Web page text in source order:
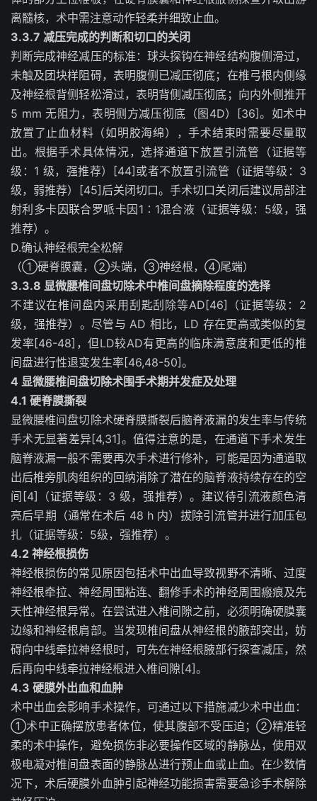
离髓核，术中需注意动作轻柔并细致止血。
3.3.7 减压完成的判断和切口的关闭
判断完成神经减压的标准：球头探钩在神经结构腹侧滑过，
未触及团块样阻碍，表明腹侧已减压彻底；在椎弓根内侧缘
及神经根背侧轻松滑过，表明背侧减压彻底；向内外侧推开
5 mm 无阻力，表明侧方减压彻底（图4D）[36]。如术中
放置了止血材料（如明胶海绵），手术结束时需要尽量取
出。根据手术具体情况，选择通道下放置引流管（证据等
级：1 级，强推荐）[44]或者不放置引流管（证据等级：3
级，弱推荐）[45]后关闭切口。手术切口关闭后建议局部注
射利多卡因联合罗哌卡因1∶1混合液（证据等级：5级，强
推荐）。
D.确认神经根完全松解
（①硬脊膜囊， ②头端， ③神经根， ④尾端）
3.3.8 显微腰椎间盘切除术中椎间盘摘除程度的选择
不建议在椎间盘内采用刮匙刮除等AD[46]（证据等级：2
级，强推荐）。尽管与 AD 相比，LD 存在更高或类似的复
发率[46-48]，但LD较AD有更高的临床满意度和更低的椎
间盘进行性退变发生率[46,48-50]。
4 显微腰椎间盘切除术围手术期并发症及处理
4.1 硬脊膜撕裂
显微腰椎间盘切除术硬脊膜撕裂后脑脊液漏的发生率与传统
手术无显著差异[4,31]。值得注意的是，在通道下手术发生
脑脊液漏一般不需要再次手术进行修补，可能是因为通道取
出后椎旁肌肉组织的回纳消除了潜在的脑脊液持续存在的空
间[4]（证据等级：3 级，强推荐）。建议待引流液颜色清
亮后早期（通常在术后 48 h 内）拔除引流管并进行加压包
扎（证据等级：5级，强推荐）。
4.2 神经根损伤
神经根损伤的常见原因包括术中出血导致视野不清晰、过度
神经根牵拉、神经周围粘连、翻修手术的神经周围瘢痕及先
天性神经根异常。在尝试进入椎间隙之前，必须明确硬膜囊
边缘和神经根肩部。当发现椎间盘从神经根的腋部突出，妨
碍向中线牵拉神经根时，可先在神经根腋部行探查减压，然
后再向中线牵拉神经根进入椎间隙[4]。
4.3 硬膜外出血和血肿
术中出血会影响手术操作，可通过以下措施减少术中出血：
①术中正确摆放患者体位，使其腹部不受压迫；②精准轻
柔的术中操作，避免损伤非必要操作区域的静脉丛，使用双
极电凝对椎间盘表面的静脉丛进行预止血或止血。在少数情
况下，术后硬膜外血肿引起神经功能损害需要急诊手术解除